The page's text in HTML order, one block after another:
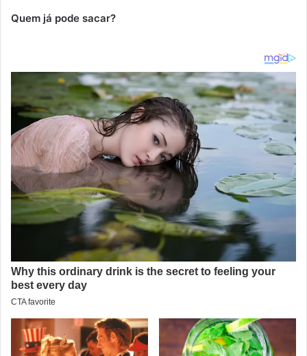
Quem já pode sacar?